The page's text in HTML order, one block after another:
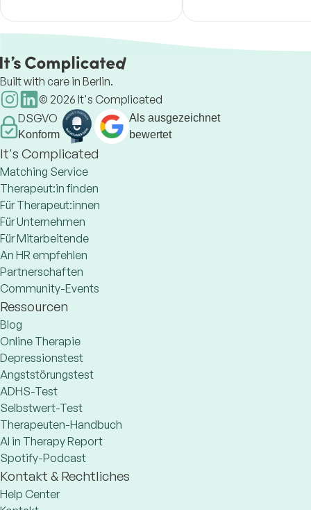
way.
Built with care in Berlin.
© 2026 It's Complicated
DSGVO
Konform
Als ausgezeichnet
bewertet
It's Complicated
Matching Service
Therapeut:in finden
Für Therapeut:innen
Für Unternehmen
Für Mitarbeitende
An HR empfehlen
Partnerschaften
Community-Events
Ressourcen
Blog
Online Therapie
Depressionstest
Angststörungstest
ADHS-Test
Selbstwert-Test
Therapeuten-Handbuch
AI in Therapy Report
Spotify-Podcast
Kontakt & Rechtliches
Help Center